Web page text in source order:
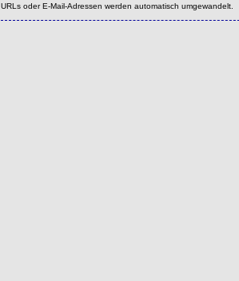
URLs oder E-Mail-Adressen werden automatisch umgewandelt.